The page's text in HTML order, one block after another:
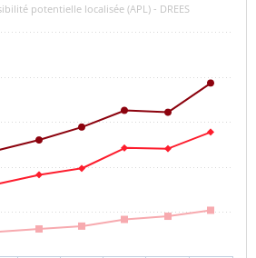
potentielle localisée (APL) - DREES